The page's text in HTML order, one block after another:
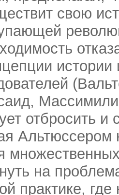
свою
отбросить и
Альтюссером
на
практике,